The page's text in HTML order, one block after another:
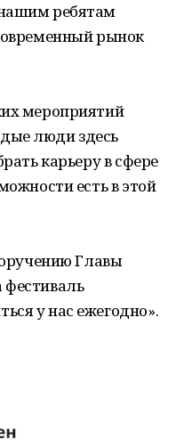
ребятам
рынок
мероприятий
люди здесь
карьеру в сфере
есть в этой
Главы
фестиваль
у нас ежегодно».